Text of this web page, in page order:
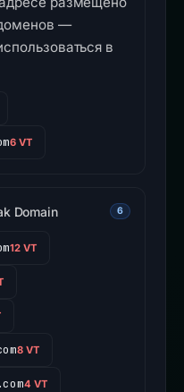
—
в
6 VT
Domain 6
12 VT
8 VT
4 VT